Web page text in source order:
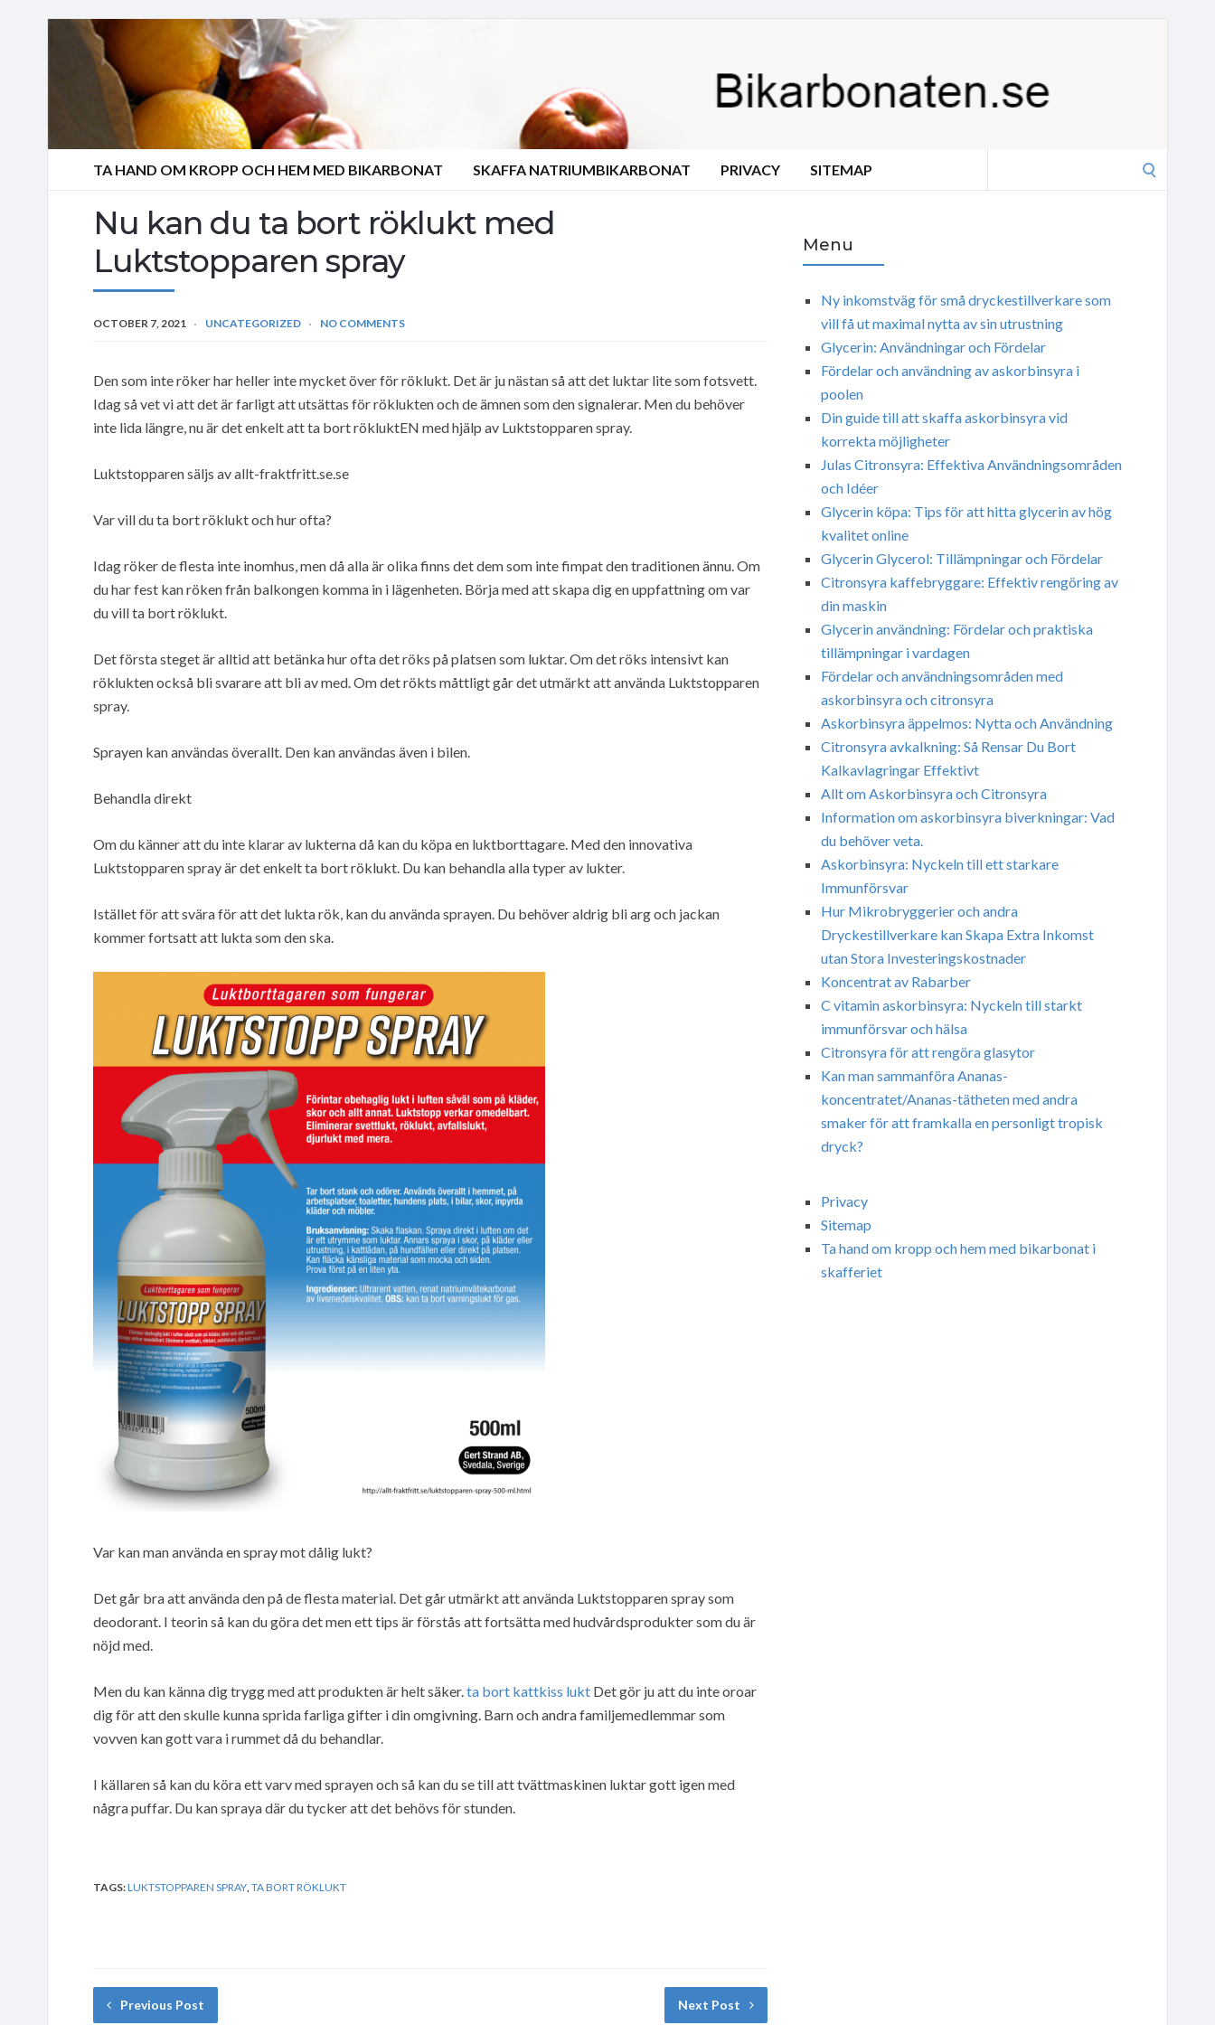
TA HAND OM KROPP OCH HEM MED BIKARBONAT SKAFFA NATRIUMBIKARBONAT PRIVACY SITEMAP
Nu kan du ta bort röklukt med
Luktstopparen spray
OCTOBER 7, 2021 UNCATEGORIZED NO COMMENTS
Den som inte röker har heller inte mycket över för röklukt. Det är ju nästan så att det luktar lite som fotsvett.
Idag så vet vi att det är farligt att utsättas för röklukten och de ämnen som den signalerar. Men du behöver
inte lida längre, nu är det enkelt att ta bort rökluktEN med hjälp av Luktstopparen spray.
Luktstopparen säljs av allt-fraktfritt.se.se
Var vill du ta bort röklukt och hur ofta?
Idag röker de flesta inte inomhus, men då alla är olika finns det dem som inte fimpat den traditionen ännu. Om
du har fest kan röken från balkongen komma in i lägenheten. Börja med att skapa dig en uppfattning om var
du vill ta bort röklukt.
Det första steget är alltid att betänka hur ofta det röks på platsen som luktar. Om det röks intensivt kan
röklukten också bli svarare att bli av med. Om det rökts måttligt går det utmärkt att använda Luktstopparen
spray.
Sprayen kan användas överallt. Den kan användas även i bilen.
Behandla direkt
Om du känner att du inte klarar av lukterna då kan du köpa en luktborttagare. Med den innovativa
Luktstopparen spray är det enkelt ta bort röklukt. Du kan behandla alla typer av lukter.
Istället för att svära för att det lukta rök, kan du använda sprayen. Du behöver aldrig bli arg och jackan
kommer fortsatt att lukta som den ska.
Var kan man använda en spray mot dålig lukt?
Det går bra att använda den på de flesta material. Det går utmärkt att använda Luktstopparen spray som
deodorant. I teorin så kan du göra det men ett tips är förstås att fortsätta med hudvårdsprodukter som du är
nöjd med.
Men du kan känna dig trygg med att produkten är helt säker.ta bort kattkiss lukt Det gör ju att du inte oroar
dig för att den skulle kunna sprida farliga gifter i din omgivning. Barn och andra familjemedlemmar som
vovven kan gott vara i rummet då du behandlar.
I källaren så kan du köra ett varv med sprayen och så kan du se till att tvättmaskinen luktar gott igen med
några puffar. Du kan spraya där du tycker att det behövs för stunden.
TAGS:LUKTSTOPPAREN SPRAY TA BORT RÖKLUKT
Previous Post Next Post
Menu
Ny inkomstväg för små dryckestillverkare som
vill få ut maximal nytta av sin utrustning
Glycerin: Användningar och Fördelar
Fördelar och användning av askorbinsyra i
poolen
Din guide till att skaffa askorbinsyra vid
korrekta möjligheter
Julas Citronsyra: Effektiva Användningsområden
och Idéer
Glycerin köpa: Tips för att hitta glycerin av hög
kvalitet online
Glycerin Glycerol: Tillämpningar och Fördelar
Citronsyra kaffebryggare: Effektiv rengöring av
din maskin
Glycerin användning: Fördelar och praktiska
tillämpningar i vardagen
Fördelar och användningsområden med
askorbinsyra och citronsyra
Askorbinsyra äppelmos: Nytta och Användning
Citronsyra avkalkning: Så Rensar Du Bort
Kalkavlagringar Effektivt
Allt om Askorbinsyra och Citronsyra
Information om askorbinsyra biverkningar: Vad
du behöver veta.
Askorbinsyra: Nyckeln till ett starkare
Immunförsvar
Hur Mikrobryggerier och andra
Dryckestillverkare kan Skapa Extra Inkomst
utan Stora Investeringskostnader
Koncentrat av Rabarber
C vitamin askorbinsyra: Nyckeln till starkt
immunförsvar och hälsa
Citronsyra för att rengöra glasytor
Kan man sammanföra Ananas-
koncentratet/Ananas-tätheten med andra
smaker för att framkalla en personligt tropisk
dryck?
Privacy
Sitemap
Ta hand om kropp och hem med bikarbonat i
skafferiet